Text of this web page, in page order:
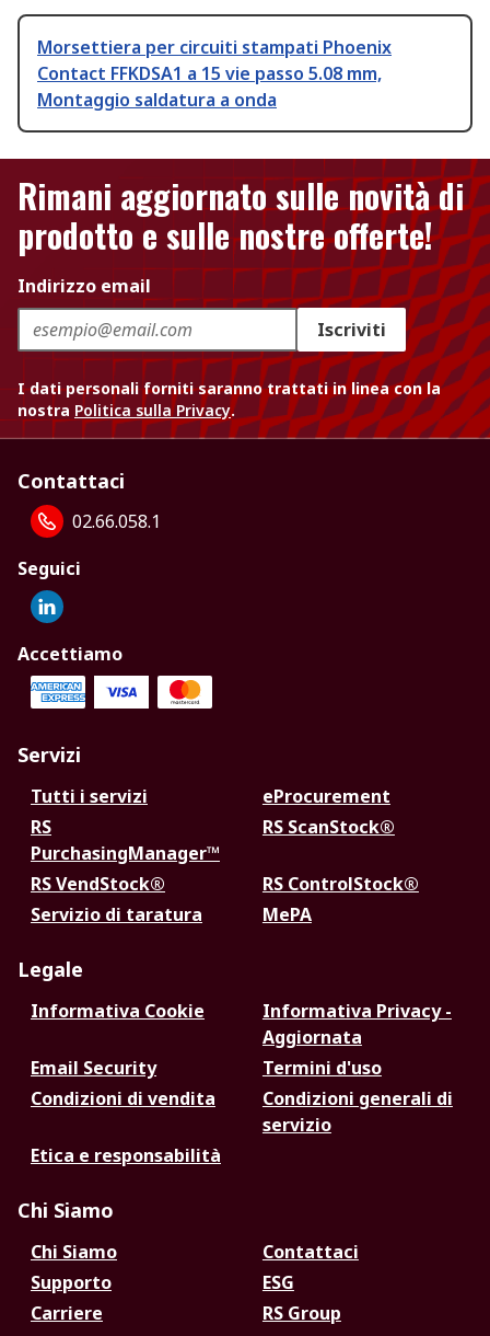
Morsettiera per circuiti stampati Phoenix
Contact FFKDSA1 a 15 vie passo 5.08 mm,
Montaggio saldatura a onda
Rimani aggiornato sulle novità di
prodotto e sulle nostre offerte!
Indirizzo email
Iscriviti
I dati personali forniti saranno trattati in linea con la
nostra Politica sulla Privacy.
Contattaci
02.66.058.1
Seguici
Accettiamo
Servizi
Tutti i servizi
eProcurement
RS
PurchasingManager™
RS ScanStock®
RS VendStock®
RS ControlStock®
Servizio di taratura
MePA
Legale
Informativa Cookie
Informativa Privacy -
Aggiornata
Email Security
Termini d'uso
Condizioni di vendita
Condizioni generali di
servizio
Etica e responsabilità
Chi Siamo
Chi Siamo
Contattaci
Supporto
ESG
Carriere
RS Group